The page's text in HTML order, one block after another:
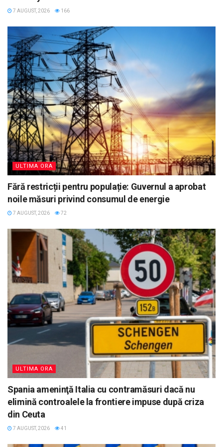
7 AUGUST, 2026 166
ULTIMA ORA
Fără restricții pentru populație: Guvernul a aprobat
noile măsuri privind consumul de energie
7 AUGUST, 2026 72
ULTIMA ORA
Spania ameninţă Italia cu contramăsuri dacă nu
elimină controalele la frontiere impuse după criza
din Ceuta
7 AUGUST, 2026 41